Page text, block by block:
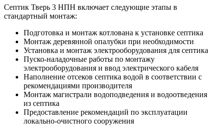
Септик Тверь 3 НПН включает следующие этапы в
стандартный монтаж:
Подготовка и монтаж котлована к установке септика
Монтаж деревянной опалубки при необходимости
Установка и монтаж электрооборудования для септика
Пуско-наладочные работы по монтажу
электрооборудования и ввод электрического кабеля
Наполнение отсеков септика водой в соответствии с
рекомендациями производителя
Монтаж магистрали водоподведения и водоотведения
из септика
Предоставление рекомендаций по эксплуатации
локально-очистного сооружения